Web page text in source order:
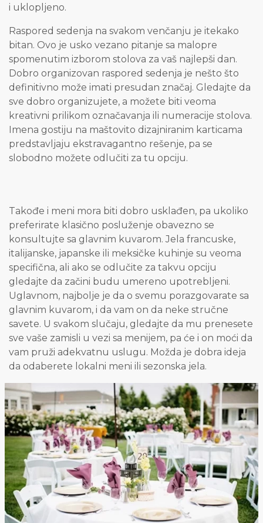
i uklopljeno.
Raspored sedenja na svakom venčanju je itekako
bitan. Ovo je usko vezano pitanje sa malopre
spomenutim izborom stolova za vaš najlepši dan.
Dobro organizovan raspored sedenja je nešto što
definitivno može imati presudan značaj. Gledajte da
sve dobro organizujete, a možete biti veoma
kreativni prilikom označavanja ili numeracije stolova.
Imena gostiju na maštovito dizajniranim karticama
predstavljaju ekstravagantno rešenje, pa se
slobodno možete odlučiti za tu opciju.
Takođe i meni mora biti dobro usklađen, pa ukoliko
preferirate klasično posluženje obavezno se
konsultujte sa glavnim kuvarom. Jela francuske,
italijanske, japanske ili meksičke kuhinje su veoma
specifična, ali ako se odlučite za takvu opciju
gledajte da začini budu umereno upotrebljeni.
Uglavnom, najbolje je da o svemu porazgovarate sa
glavnim kuvarom, i da vam on da neke stručne
savete. U svakom slučaju, gledajte da mu prenesete
sve vaše zamisli u vezi sa menijem, pa će i on moći da
vam pruži adekvatnu uslugu. Možda je dobra ideja
da odaberete lokalni meni ili sezonska jela.